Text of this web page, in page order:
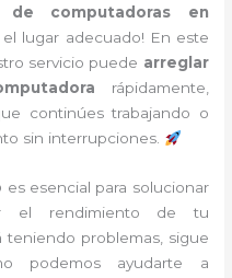
de computadoras en
el lugar adecuado! En este
servicio puede arreglar
rápidamente,
continúes trabajando o
sin interrupciones.
es esencial para solucionar
el rendimiento de tu
problemas, sigue
podemos ayudarte a